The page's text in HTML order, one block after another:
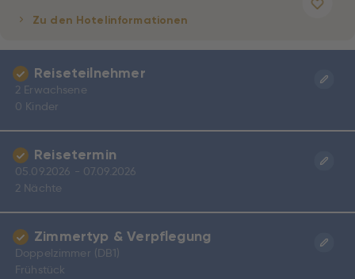
Zu den Hotelinformationen
Reiseteilnehmer
2 Erwachsene
0 Kinder
Reisetermin
05.09.2026 - 07.09.2026
2 Nächte
Zimmertyp & Verpflegung
Doppelzimmer (DB1)
Frühstück